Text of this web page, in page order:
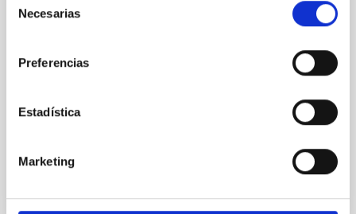
Necesarias
Preferencias
Estadística
Marketing
La Dra. Cristina Ramos Almeida es Científica Titular
Santa Cruz de La Palma, España, y estudió Física en